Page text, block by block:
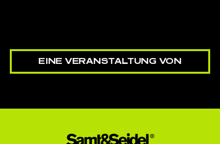
EINE VERANSTALTUNG VON